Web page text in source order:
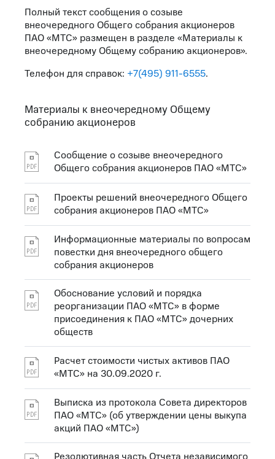
Полный текст сообщения о созыве
внеочередного Общего собрания акционеров
ПАО «МТС» размещен в разделе «Материалы к
внеочередному Общему собранию акционеров».
Телефон для справок: +7(495) 911-6555.
Материалы к внеочередному Общему
собранию акционеров
Сообщение о созыве внеочередного
Общего собрания акционеров ПАО «МТС»
Проекты решений внеочередного Общего
собрания акционеров ПАО «МТС»
Информационные материалы по вопросам
повестки дня внеочередного общего
собрания акционеров
Обоснование условий и порядка
реорганизации ПАО «МТС» в форме
присоединения к ПАО «МТС» дочерних
обществ
Расчет стоимости чистых активов ПАО
«МТС» на 30.09.2020 г.
Выписка из протокола Совета директоров
ПАО «МТС» (об утверждении цены выкупа
акций ПАО «МТС»)